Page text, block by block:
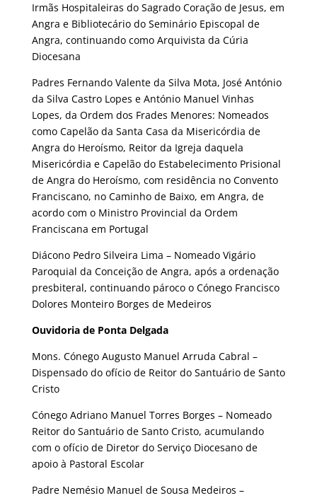
Irmãs Hospitaleiras do Sagrado Coração de Jesus, em
Angra e Bibliotecário do Seminário Episcopal de
Angra, continuando como Arquivista da Cúria
Diocesana
Padres Fernando Valente da Silva Mota, José António
da Silva Castro Lopes e António Manuel Vinhas
Lopes, da Ordem dos Frades Menores: Nomeados
como Capelão da Santa Casa da Misericórdia de
Angra do Heroísmo, Reitor da Igreja daquela
Misericórdia e Capelão do Estabelecimento Prisional
de Angra do Heroísmo, com residência no Convento
Franciscano, no Caminho de Baixo, em Angra, de
acordo com o Ministro Provincial da Ordem
Franciscana em Portugal
Diácono Pedro Silveira Lima – Nomeado Vigário
Paroquial da Conceição de Angra, após a ordenação
presbiteral, continuando pároco o Cónego Francisco
Dolores Monteiro Borges de Medeiros
Ouvidoria de Ponta Delgada
Mons. Cónego Augusto Manuel Arruda Cabral –
Dispensado do ofício de Reitor do Santuário de Santo
Cristo
Cónego Adriano Manuel Torres Borges – Nomeado
Reitor do Santuário de Santo Cristo, acumulando
com o ofício de Diretor do Serviço Diocesano de
apoio à Pastoral Escolar
Padre Nemésio Manuel de Sousa Medeiros –